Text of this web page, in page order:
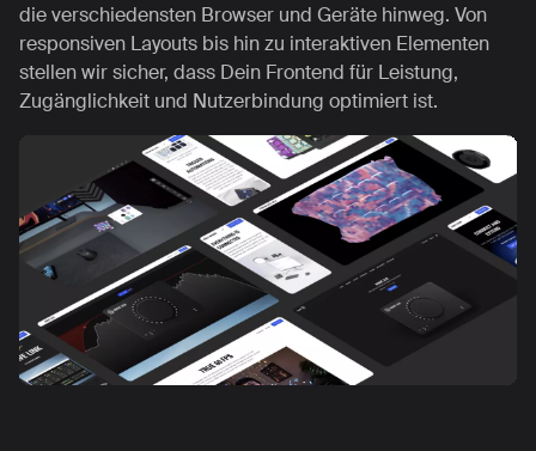
die verschiedensten Browser und Geräte hinweg. Von
responsiven Layouts bis hin zu interaktiven Elementen
stellen wir sicher, dass Dein Frontend für Leistung,
Zugänglichkeit und Nutzerbindung optimiert ist.